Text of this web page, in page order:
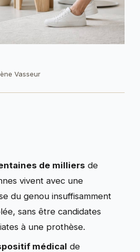
Vasseur
de milliers de
vivent avec une
du genou insuffisamment
sans être candidates
à une prothèse.
médical de